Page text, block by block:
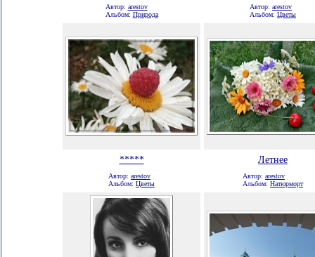
Автор: arestov
Альбом: Природа
Автор: arestov
Альбом: Цветы
***** Летнее
Автор: arestov
Альбом: Цветы
Автор: arestov
Альбом: Натюрморт